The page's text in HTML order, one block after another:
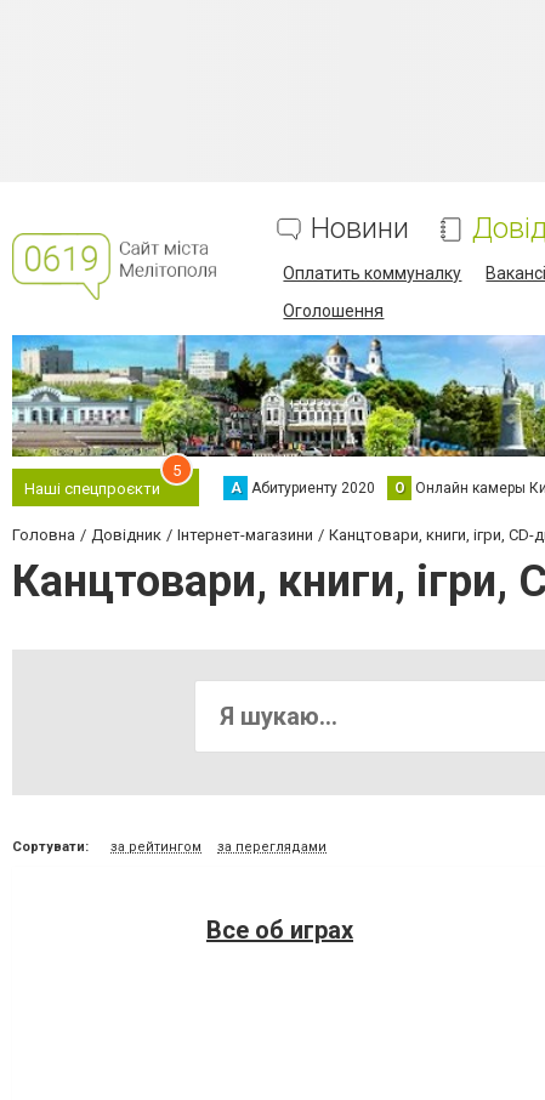
Новини
Оплатить коммуналку
Оголошення
Наші спецпроєкти
5
А Абитуриенту 2020 О Онлайн камеры
Головна Довідник Інтернет-магазини Канцтовари, книги, ігри, CD-
Канцтовари, книги, ігри,
Сортувати: за рейтингом за переглядами
Все об играх